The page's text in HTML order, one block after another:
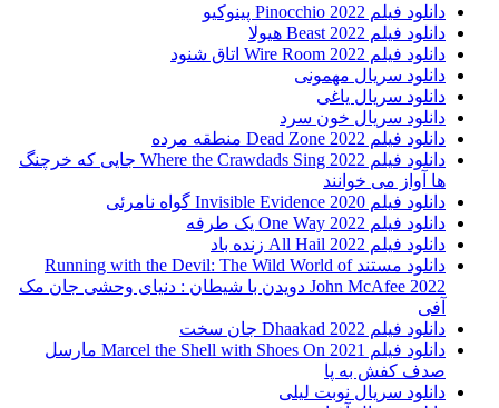
دانلود فیلم Pinocchio 2022 پینوکیو
دانلود فیلم Beast 2022 هیولا
دانلود فیلم Wire Room 2022 اتاق شنود
دانلود سریال مهمونی
دانلود سریال یاغی
دانلود سریال خون سرد
دانلود فیلم 2022 Dead Zone منطقه مرده
دانلود فیلم Where the Crawdads Sing 2022 جایی که خرچنگ
ها آواز می خوانند
دانلود فیلم 2020 Invisible Evidence گواه نامرئی
دانلود فیلم One Way 2022 یک طرفه
دانلود فیلم All Hail 2022 زنده باد
دانلود مستند Running with the Devil: The Wild World of
John McAfee 2022 دویدن با شیطان : دنیای وحشی جان مک
آفی
دانلود فیلم Dhaakad 2022 جان سخت
دانلود فیلم Marcel the Shell with Shoes On 2021 مارسل
صدف کفش به پا
دانلود سریال نوبت لیلی